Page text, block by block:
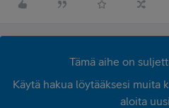
Tämä aihe on
Käytä hakua löytääksesi muita
aloita